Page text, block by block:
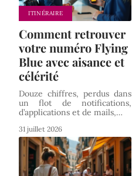
ITINÉRAIRE
Comment retrouver
votre numéro Flying
Blue avec aisance et
célérité
Douze chiffres, perdus dans
un flot de notifications,
d’applications et de mails,…
31 juillet 2026